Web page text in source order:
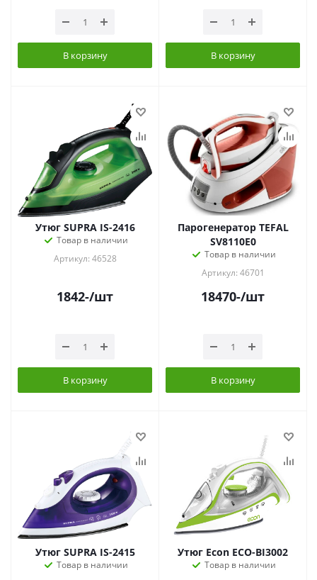
В корзину В корзину
Утюг SUPRA IS-2416
Товар в наличии
Артикул: 46528
1842-/шт
В корзину
Парогенератор TEFAL
SV8110E0
Товар в наличии
Артикул: 46701
18470-/шт
В корзину
Утюг SUPRA IS-2415
Товар в наличии
Утюг Econ ECO-BI3002
Товар в наличии